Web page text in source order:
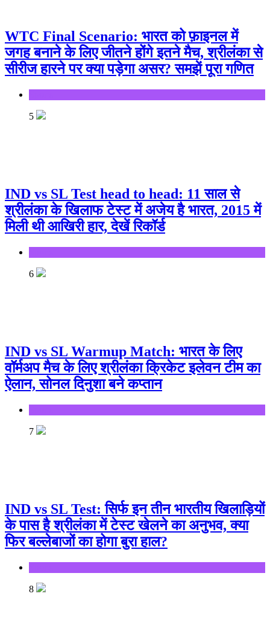
WTC Final Scenario: भारत को फ़ाइनल में
जगह बनाने के लिए जीतने होंगे इतने मैच, श्रीलंका से
सीरीज हारने पर क्या पड़ेगा असर? समझें पूरा गणित
5
IND vs SL Test head to head: 11 साल से
श्रीलंका के खिलाफ टेस्ट में अजेय है भारत, 2015 में
मिली थी आखिरी हार, देखें रिकॉर्ड
6
IND vs SL Warmup Match: भारत के लिए
वॉर्मअप मैच के लिए श्रीलंका क्रिकेट इलेवन टीम का
ऐलान, सोनल दिनुशा बने कप्तान
7
IND vs SL Test: सिर्फ इन तीन भारतीय खिलाड़ियों
के पास है श्रीलंका में टेस्ट खेलने का अनुभव, क्या
फिर बल्लेबाजों का होगा बुरा हाल?
8